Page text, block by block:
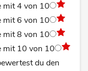
mit 4 von 10
mit 6 von 10
mit 8 von 10
mit 10 von 10
du den